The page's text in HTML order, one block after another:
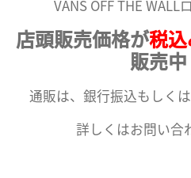
VANS OFF THE WALL
店頭販売価格が税
販売中
通販は、銀行振込もしく
詳しくはお問い合